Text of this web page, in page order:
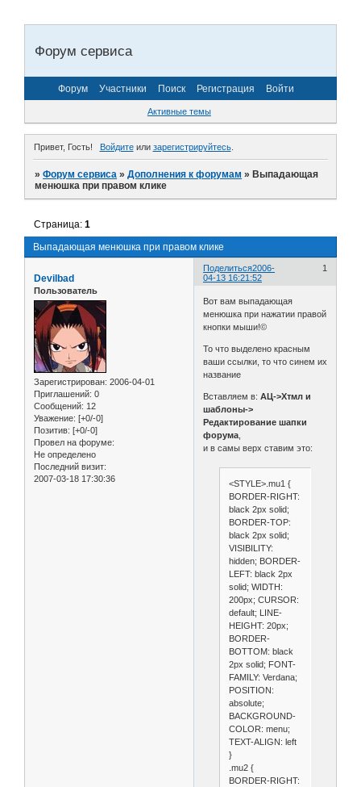
Форум сервиса
Форум Участники Поиск Регистрация Войти
Активные темы
Привет, Гость! Войдитеили зарегистрируйтесь.
»Форум сервиса »Дополнения к форумам »Выпадающая
менюшка при правом клике
Выпадающая менюшка при правом клике
Страница:1
Поделиться 1
2006-
04-13 16:21:52
Devilbad
Пользователь
Зарегистрирован: 2006-04-01
Приглашений: 0
Сообщений: 12
Уважение: [+0/-0]
Позитив: [+0/-0]
Провел на форуме:
Не определено
Последний визит:
2007-03-18 17:30:36
Вот вам выпадающая
менюшка при нажатии правой
кнопки мыши!©
То что выделено красным
ваши ссылки, то что синем их
название
Вставляем в:АЦ->Хтмл и
шаблоны->
Редактирование шапки
форума
и в самы верх ставим это:
<STYLE>.mu1 {
BORDER-RIGHT:
black 2px solid;
BORDER-TOP:
black 2px solid;
VISIBILITY:
hidden; BORDER-
LEFT: black 2px
solid; WIDTH:
200px; CURSOR:
default; LINE-
HEIGHT: 20px;
BORDER-
BOTTOM: black
2px solid; FONT-
FAMILY: Verdana;
POSITION:
absolute;
BACKGROUND-
COLOR: menu;
TEXT-ALIGN: left
}
.mu2 {
BORDER-RIGHT: